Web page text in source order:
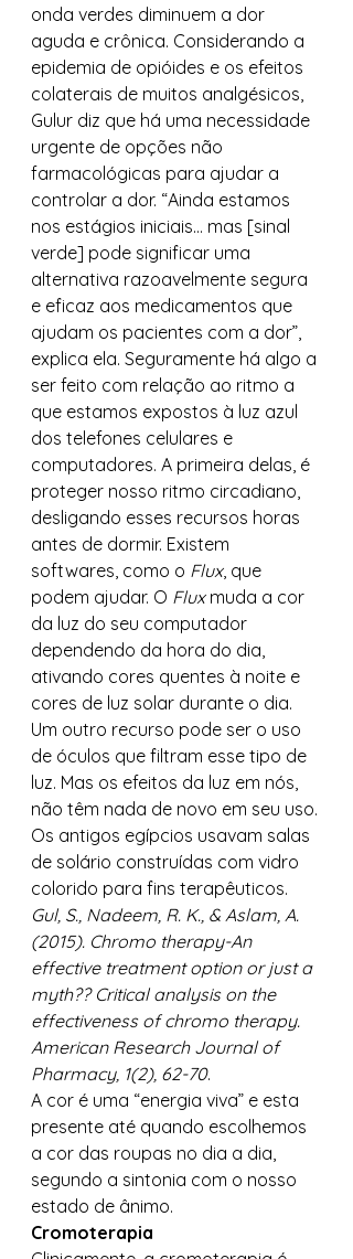
onda verdes diminuem a dor
aguda e crônica. Considerando a
epidemia de opióides e os efeitos
colaterais de muitos analgésicos,
Gulur diz que há uma necessidade
urgente de opções não
farmacológicas para ajudar a
controlar a dor. “Ainda estamos
nos estágios iniciais… mas [sinal
verde] pode significar uma
alternativa razoavelmente segura
e eficaz aos medicamentos que
ajudam os pacientes com a dor”,
explica ela. Seguramente há algo a
ser feito com relação ao ritmo a
que estamos expostos à luz azul
dos telefones celulares e
computadores. A primeira delas, é
proteger nosso ritmo circadiano,
desligando esses recursos horas
antes de dormir. Existem
softwares, como o Flux, que
podem ajudar. O Flux muda a cor
da luz do seu computador
dependendo da hora do dia,
ativando cores quentes à noite e
cores de luz solar durante o dia.
Um outro recurso pode ser o uso
de óculos que filtram esse tipo de
luz. Mas os efeitos da luz em nós,
não têm nada de novo em seu uso.
Os antigos egípcios usavam salas
de solário construídas com vidro
colorido para fins terapêuticos.
Gul, S., Nadeem, R. K., & Aslam, A.
(2015). Chromo therapy-An
effective treatment option or just a
myth?? Critical analysis on the
effectiveness of chromo therapy.
American Research Journal of
Pharmacy, 1(2), 62-70.
A cor é uma “energia viva” e esta
presente até quando escolhemos
a cor das roupas no dia a dia,
segundo a sintonia com o nosso
estado de ânimo.
Cromoterapia